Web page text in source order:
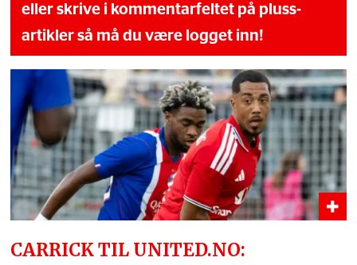
eller skrive i kommentarfeltet på pluss-
artikler så må du være logget inn!
CARRICK TIL UNITED.NO: